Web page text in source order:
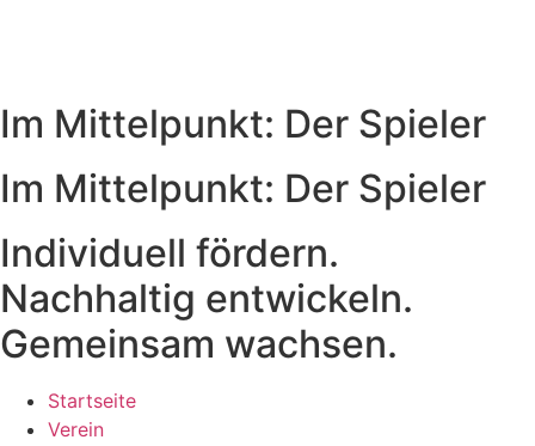
Im Mittelpunkt: Der Spieler
Im Mittelpunkt: Der Spieler
Individuell fördern.
Nachhaltig entwickeln.
Gemeinsam wachsen.
Startseite
Verein